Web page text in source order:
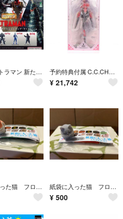
HG ウルトラマン 新たなる戦い ヴァージョンアップ・ファイト! 編 全4種 予約特典付属 C.C.CHALCOSOMA(コーカサスオオカブト) 1/7 完成品 フィギュア HOWLING STAR(ハウリングスター)
¥ 21,742
紙袋に入った猫 フロッキー３ キジ三毛 紙袋に入った猫 フロッキー３ グレー
¥ 500